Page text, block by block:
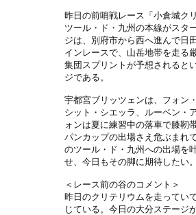
昨日の前哨戦レース「小倉城ク
ツール・ド・九州の本線がスタ
ジは、別府市から西へ進んで日
インレースで、山岳地帯を走る
集団スプリントが予想されると
ジである。
宇都宮ブリッツェンは、フォン
シット・シエッラ、ルーベン・
ォンは夏に練習中の落車で膝靭
パンカップの出場さえ危ぶまれ
のツール・ド・九州への出場を
せ、今日もその脚に期待したい。
＜レース前の谷のコメント＞
昨日のクリテリウムを走ってい
じている。今日の大分ステージ